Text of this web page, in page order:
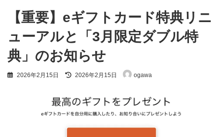
【重要】eギフトカード特典リニ
ューアルと「3月限定ダブル特
典」のお知らせ
2026年2月15日
最
新
日
時
2026年2月15日 ogawa